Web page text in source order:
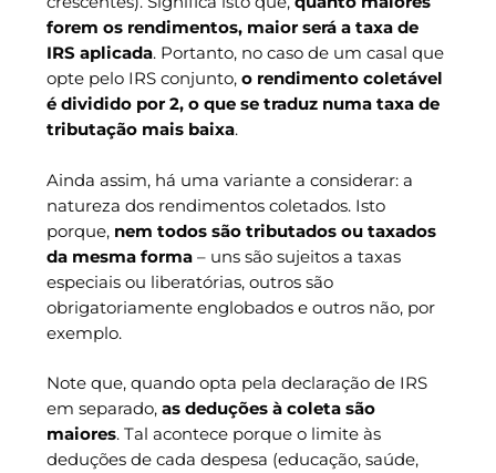
forem os rendimentos, maior será a taxa de
IRS aplicada. Portanto, no caso de um casal que
opte pelo IRS conjunto, o rendimento coletável
é dividido por 2, o que se traduz numa taxa de
tributação mais baixa.
Ainda assim, há uma variante a considerar: a
natureza dos rendimentos coletados. Isto
porque, nem todos são tributados ou taxados
da mesma forma– uns são sujeitos a taxas
especiais ou liberatórias, outros são
obrigatoriamente englobados e outros não, por
exemplo.
Note que, quando opta pela declaração de IRS
em separado, as deduções à coleta são
maiores. Tal acontece porque o limite às
deduções de cada despesa (educação, saúde,